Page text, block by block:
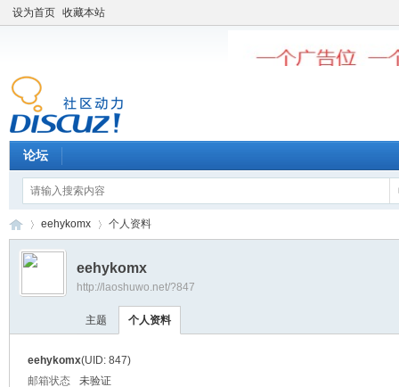
设为首页 收藏本站
论坛
›
eehykomx 个人资料
eehykomx
http://laoshuwo.net/?847
主题 个人资料
eehykomx(UID: 847)
邮箱状态
未验证